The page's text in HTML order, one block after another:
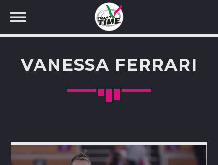
VANESSA FERRARI